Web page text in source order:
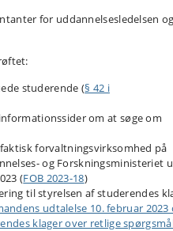
for uddannelsesledelsen og
studerende (§ 42 i
om at søge om
forvaltningsvirksomhed på
og Forskningsministeriet
(FOB 2023-18)
til styrelsen af studerendes
udtalelse 10. februar 2023
klager over retlige